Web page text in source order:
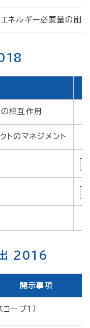
ネルギー必要量の削減
相互作用
トのマネジメント
2016
開示事項
ープ1）